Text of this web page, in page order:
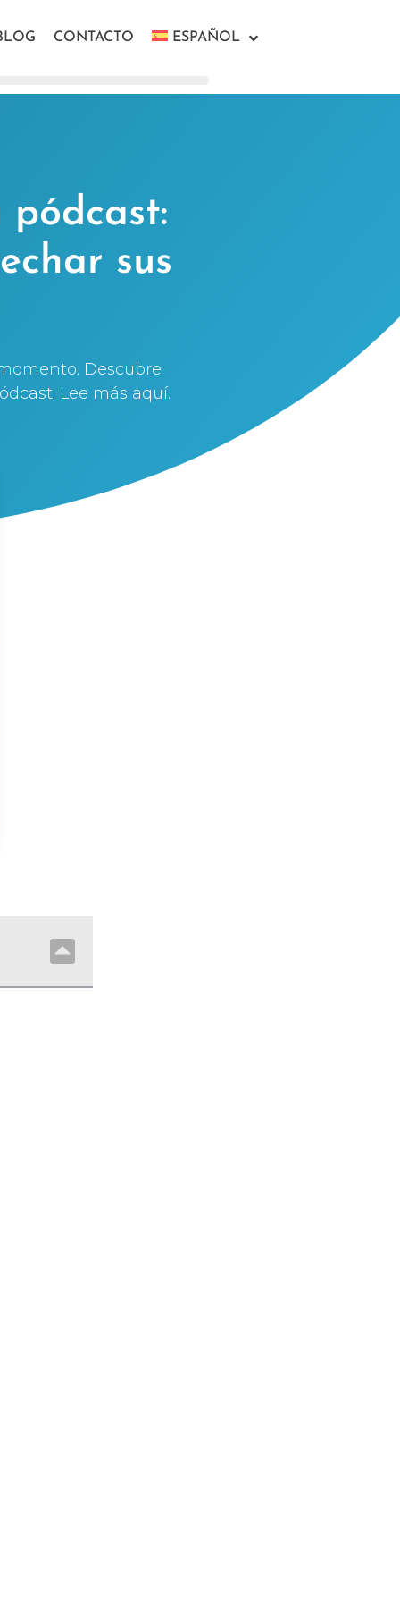
CONTACTO ESPAÑOL
sus
Descubre
Lee más aquí.